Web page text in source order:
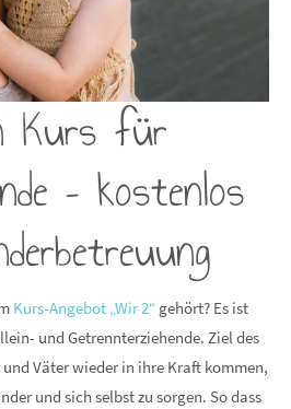
Kurs für
– kostenlos
Kurs-Angebot „Wir 2“ gehört? Es ist
und Getrennterziehende. Ziel des
Väter wieder in ihre Kraft kommen,
und sich selbst zu sorgen. So dass